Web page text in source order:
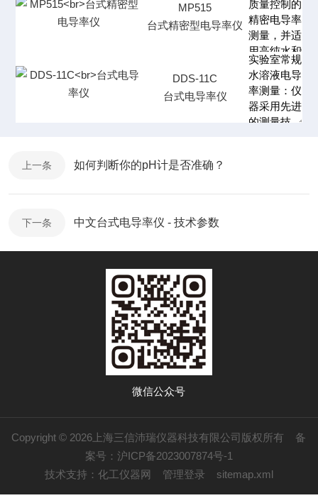
MP515
台式精密型电导率仪
DDS-11C
台式电导率仪
上一条 如何判断你的pH计是否准确？
下一条 中文台式电导率仪 - 技术参数
微信公众号
Copyright © 2026上海三信沛瑞仪器科技有限公司版权所有 备
案号：沪ICP备2023007874号-1
技术支持： 化工仪器网 管理登录 sitemap.xml